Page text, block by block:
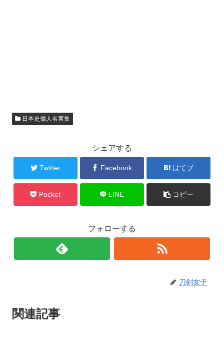
日本史偉人名言集
シェアする
Twitter Facebook はてブ
Pocket LINE コピー
フォローする
刀剣女子
関連記事